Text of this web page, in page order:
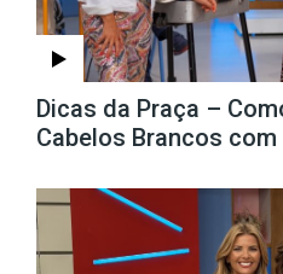
Dicas da Praça –
Cabelos Brancos